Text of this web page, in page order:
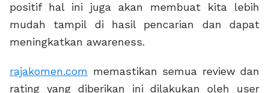
positif hal ini juga akan membuat kita lebih
mudah tampil di hasil pencarian dan dapat
meningkatkan awareness.
rajakomen.com memastikan semua review dan
rating yang diberikan ini dilakukan oleh user